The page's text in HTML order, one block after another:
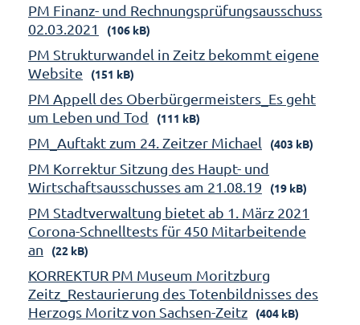
PM Finanz- und Rechnungsprüfungsausschuss
02.03.2021
(106 kB)
PM Strukturwandel in Zeitz bekommt eigene
Website
(151 kB)
PM Appell des Oberbürgermeisters_Es geht
um Leben und Tod
(111 kB)
PM_Auftakt zum 24. Zeitzer Michael (403 kB)
PM Korrektur Sitzung des Haupt- und
Wirtschaftsausschusses am 21.08.19
(19 kB)
PM Stadtverwaltung bietet ab 1. März 2021
Corona-Schnelltests für 450 Mitarbeitende
an
(22 kB)
KORREKTUR PM Museum Moritzburg
Zeitz_Restaurierung des Totenbildnisses des
Herzogs Moritz von Sachsen-Zeitz
(404 kB)